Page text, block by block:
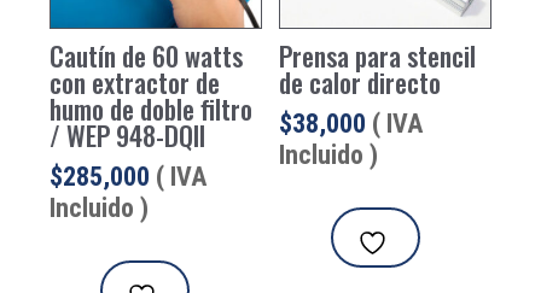
Cautín de 60 watts
con extractor de
humo de doble filtro
/ WEP 948-DQII
$285,000 ( IVA
Incluido )
Prensa para stencil
de calor directo
$38,000 ( IVA
Incluido )